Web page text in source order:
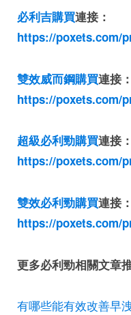
必利吉購買連接：
https://poxets.com/
雙效威而鋼購買連接：
https://poxets.com/
超級必利勁購買連接：
https://poxets.com/
雙效必利勁購買連接：
https://poxets.com/
更多必利勁相關文章
有哪些能有效改善早